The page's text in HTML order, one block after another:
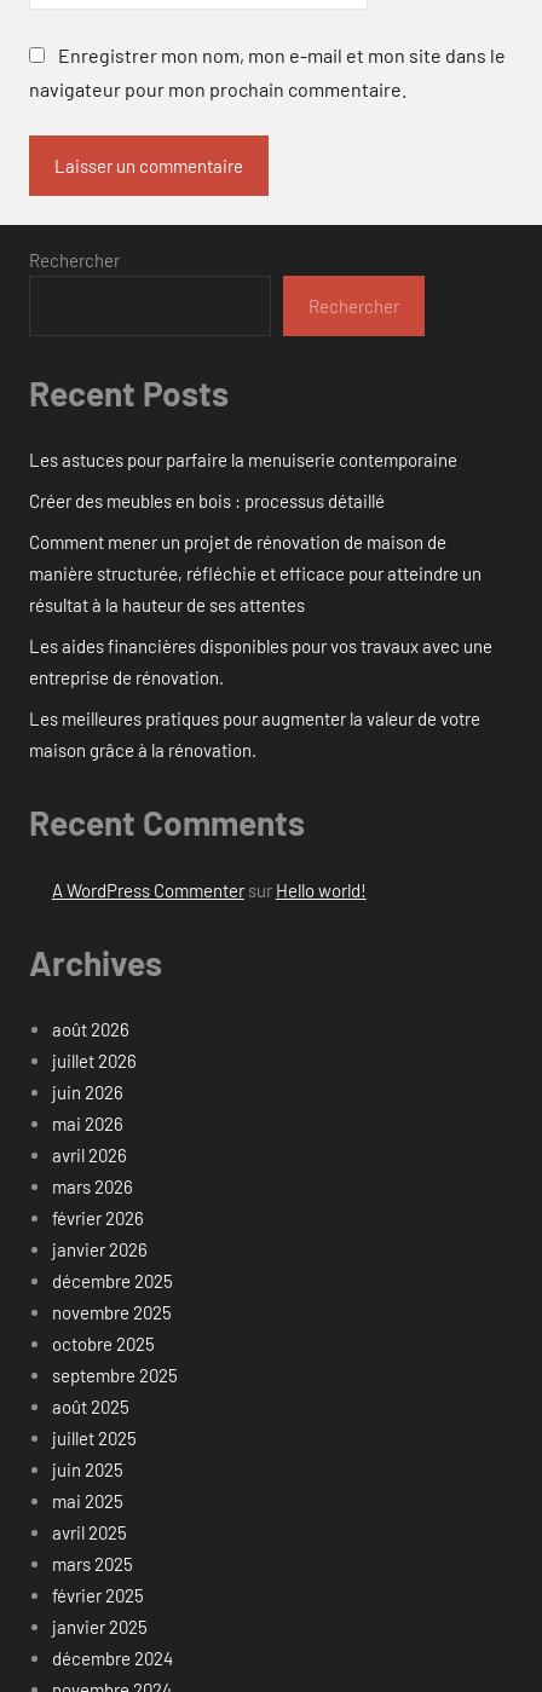
Enregistrer mon nom, mon e-mail et mon site dans le
navigateur pour mon prochain commentaire.
Rechercher
Rechercher
Recent Posts
Les astuces pour parfaire la menuiserie contemporaine
Créer des meubles en bois : processus détaillé
Comment mener un projet de rénovation de maison de
manière structurée, réfléchie et efficace pour atteindre un
résultat à la hauteur de ses attentes
Les aides financières disponibles pour vos travaux avec une
entreprise de rénovation.
Les meilleures pratiques pour augmenter la valeur de votre
maison grâce à la rénovation.
Recent Comments
A WordPress Commentersur Hello world!
Archives
août 2026
juillet 2026
juin 2026
mai 2026
avril 2026
mars 2026
février 2026
janvier 2026
décembre 2025
novembre 2025
octobre 2025
septembre 2025
août 2025
juillet 2025
juin 2025
mai 2025
avril 2025
mars 2025
février 2025
janvier 2025
décembre 2024